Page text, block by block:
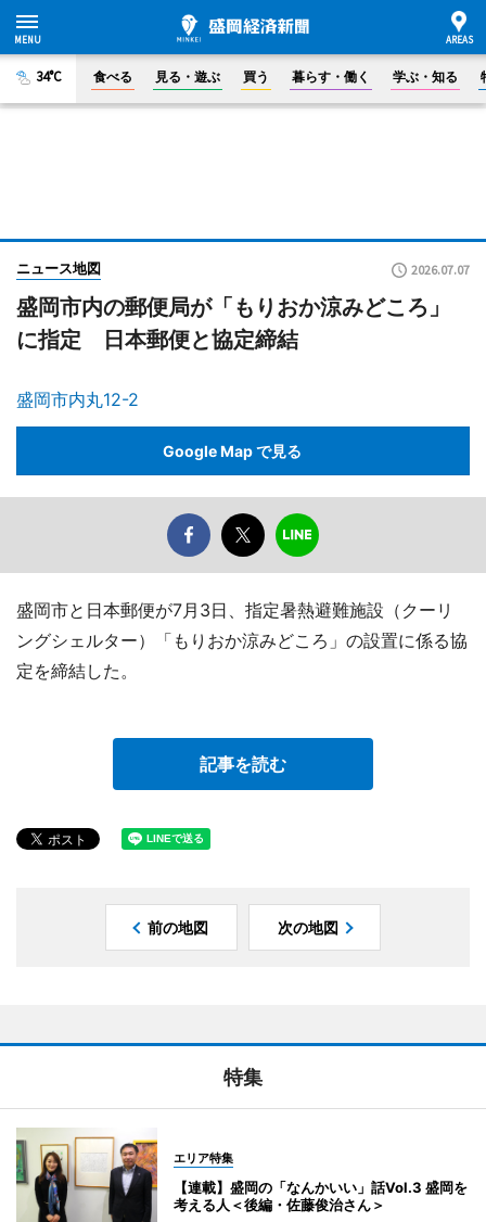
34°C 食べる 見る・遊ぶ 買う 暮らす・働く 学ぶ・知る
ニュース地図 2026.07.07
盛岡市内の郵便局が「もりおか涼みどころ」
に指定 日本郵便と協定締結
盛岡市内丸12-2
Google Map で見る
盛岡市と日本郵便が7月3日、指定暑熱避難施設（クーリ
ングシェルター）「もりおか涼みどころ」の設置に係る協
定を締結した。
記事を読む
前の地図 次の地図
特集
エリア特集
【連載】盛岡の「なんかいい」話Vol.3 盛岡を
考える人＜後編・佐藤俊治さん＞